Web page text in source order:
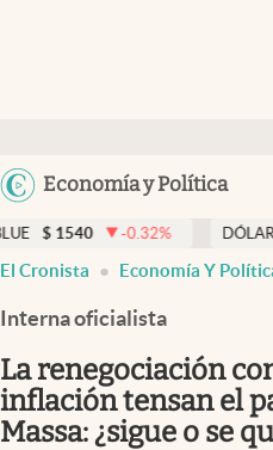
Economía y Política
Members
Economía y Política
Finanzas y Mercados
Mercados Online
Negocios
Columnistas
-0.32% DÓLAR TARJETA
El Cronista Economía Y
Interna oficialista
La renegociación
inflación tensan el
Massa: ¿sigue o se